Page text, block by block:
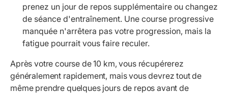
prenez un jour de repos supplémentaire ou changez
de séance d'entraînement. Une course progressive
manquée n'arrêtera pas votre progression, mais la
fatigue pourrait vous faire reculer.
Après votre course de 10 km, vous récupérerez
généralement rapidement, mais vous devrez tout de
même prendre quelques jours de repos avant de